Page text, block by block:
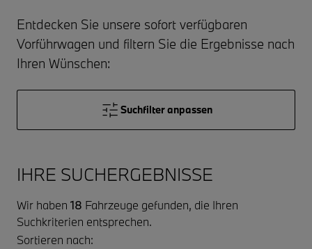
Entdecken Sie unsere sofort verfügbaren
Vorführwagen und filtern Sie die Ergebnisse nach
Ihren Wünschen:
Suchfilter anpassen
IHRE SUCHERGEBNISSE
Wir haben 18 Fahrzeuge gefunden, die Ihren
Suchkriterien entsprechen.
Sortieren nach: